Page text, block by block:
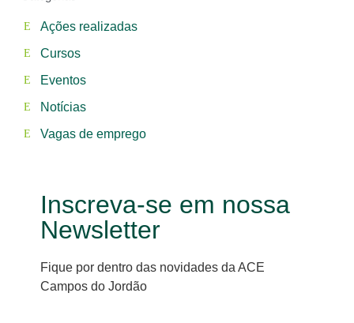
Ações realizadas
Cursos
Eventos
Notícias
Vagas de emprego
Inscreva-se em nossa
Newsletter
Fique por dentro das novidades da ACE
Campos do Jordão